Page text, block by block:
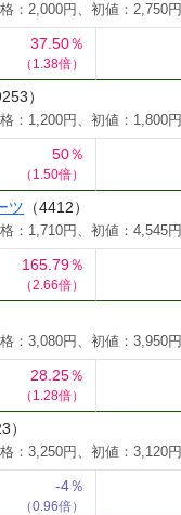
：2,000円、初値：2,750円
37.50％
（1.38倍）
）
：1,200円、初値：1,800円
50％
（1.50倍）
ツ （4412）
：1,710円、初値：4,545円
165.79％
（2.66倍）
：3,080円、初値：3,950円
28.25％
（1.28倍）
）
：3,250円、初値：3,120円
-4％
（0.96倍）